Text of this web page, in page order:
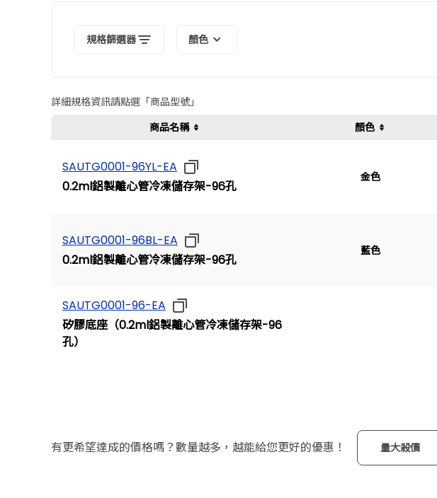
規格篩選器 顏色
詳細規格資訊請點選「商品型號」
商品名稱
顏色
SAUTG0001-96YL-EA
0.2ml鋁製離心管冷凍儲存架-96孔
SAUTG0001-96BL-EA
0.2ml鋁製離心管冷凍儲存架-96孔
SAUTG0001-96-EA
矽膠底座（0.2ml鋁製離心管冷凍儲存架-96
孔）
金色
藍色
有更希望達成的價格嗎？數量越多，越能給您更好的優惠！ 量大殺價